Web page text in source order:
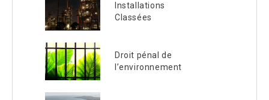
Installations
Classées
Droit pénal de
l’environnement